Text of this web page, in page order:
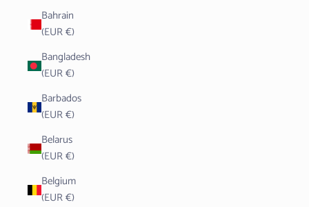
Bahrain
(EUR €)
Bangladesh
(EUR €)
Barbados
(EUR €)
Belarus
(EUR €)
Belgium
(EUR €)